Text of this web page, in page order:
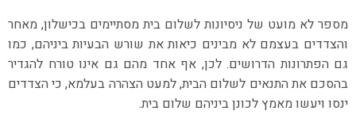
מספר לא מועט של ניסיונות לשלום בית מסתיימים בכישלון, מאחר
והצדדים בעצמם לא מבינים כיאות את שורש הבעיות ביניהם, כמו
גם הפתרונות הדרושים. לכן, אף אחד מהם גם אינו טורח להגדיר
בהסכם את התנאים לשלום הבית, למעט הצהרה בעלמא, כי הצדדים
ינסו ויעשו מאמץ לכונן ביניהם שלום בית.